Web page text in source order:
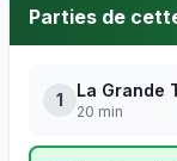
Parties de
1 La Grande
20 min